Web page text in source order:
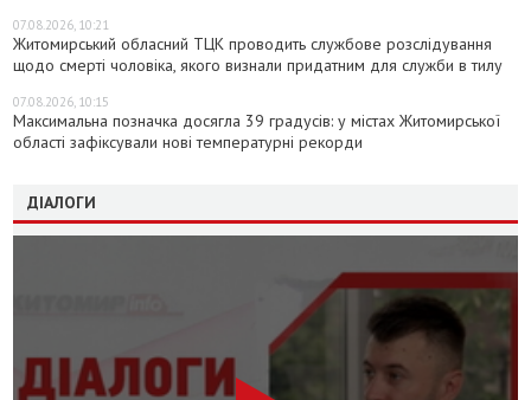
07.08.2026, 10:21
Житомирський обласний ТЦК проводить службове розслідування
щодо смерті чоловіка, якого визнали придатним для служби в тилу
07.08.2026, 10:15
Максимальна позначка досягла 39 градусів: у містах Житомирської
області зафіксували нові температурні рекорди
ДІАЛОГИ